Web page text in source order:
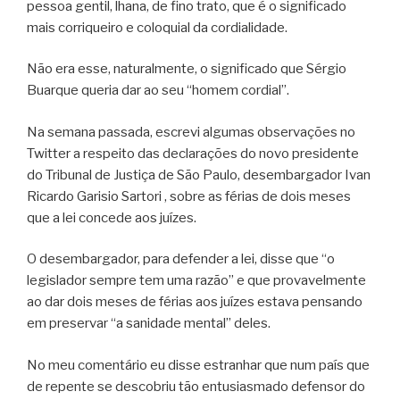
pessoa gentil, lhana, de fino trato, que é o significado
mais corriqueiro e coloquial da cordialidade.
Não era esse, naturalmente, o significado que Sérgio
Buarque queria dar ao seu “homem cordial”.
Na semana passada, escrevi algumas observações no
Twitter a respeito das declarações do novo presidente
do Tribunal de Justiça de São Paulo, desembargador Ivan
Ricardo Garisio Sartori , sobre as férias de dois meses
que a lei concede aos juízes.
O desembargador, para defender a lei, disse que “o
legislador sempre tem uma razão” e que provavelmente
ao dar dois meses de férias aos juízes estava pensando
em preservar “a sanidade mental” deles.
No meu comentário eu disse estranhar que num país que
de repente se descobriu tão entusiasmado defensor do